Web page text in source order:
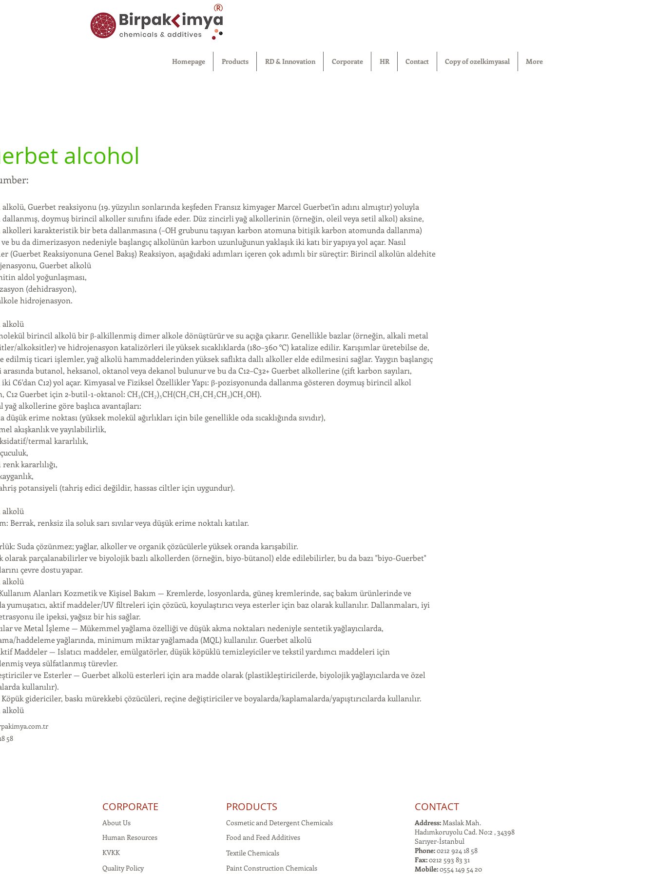
®
Homepage Products RD & Innovation Corporate HR Contact Copy of ozelkimyasal More
alcohol
Guerbet reaksiyonu (19. yüzyılın sonlarında keşfeden Fransız kimyager Marcel Guerbet'in adını almıştır) yoluyla
doymuş birincil alkoller sınıfını ifade eder. Düz zincirli yağ alkollerinin (örneğin, oleil veya setil alkol) aksine,
alkolleri karakteristik bir beta dallanmasına (–OH grubunu taşıyan karbon atomuna bitişik karbon atomunda dallanma)
bu da dimerizasyon nedeniyle başlangıç ​​alkolünün karbon uzunluğunun yaklaşık iki katı bir yapıya yol açar. Nasıl
(Guerbet Reaksiyonuna Genel Bakış) Reaksiyon, aşağıdaki adımları içeren çok adımlı bir süreçtir: Birincil alkolün aldehite
Guerbet alkolü
aldol yoğunlaşması,
(dehidrasyon),
hidrojenasyon.
alkolü
birincil alkolü bir β-alkillenmiş dimer alkole dönüştürür ve su açığa çıkarır. Genellikle bazlar (örneğin, alkali metal
alkoksitler) ve hidrojenasyon katalizörleri ile yüksek sıcaklıklarda (180–360 °C) katalize edilir. Karışımlar üretebilse de,
edilmiş ticari işlemler, yağ alkolü hammaddelerinden yüksek saflıkta dallı alkoller elde edilmesini sağlar. Yaygın başlangıç
butanol, heksanol, oktanol veya dekanol bulunur ve bu da C12–C32+ Guerbet alkollerine (çift karbon sayıları,
C6'dan C12) yol açar. Kimyasal ve Fiziksel Özellikler Yapı: β-pozisyonunda dallanma gösteren doymuş birincil alkol
C12 Guerbet için 2-butil-1-oktanol: CH₃(CH₂)₅CH(CH₂CH₂CH₂CH₃)CH₂OH).
yağ alkollerine göre başlıca avantajları:
düşük erime noktası (yüksek molekül ağırlıkları için bile genellikle oda sıcaklığında sıvıdır),
akışkanlık ve yayılabilirlik,
termal kararlılık,
kararlılığı,
potansiyeli (tahriş edici değildir, hassas ciltler için uygundur).
alkolü
Berrak, renksiz ila soluk sarı sıvılar veya düşük erime noktalı katılar.
Suda çözünmez; yağlar, alkoller ve organik çözücülerle yüksek oranda karışabilir.
olarak parçalanabilirler ve biyolojik bazlı alkollerden (örneğin, biyo-bütanol) elde edilebilirler, bu da bazı "biyo-Guerbet"
çevre dostu yapar.
alkolü
Alanları Kozmetik ve Kişisel Bakım — Kremlerde, losyonlarda, güneş kremlerinde, saç bakım ürünlerinde ve
yumuşatıcı, aktif maddeler/UV filtreleri için çözücü, koyulaştırıcı veya esterler için baz olarak kullanılır. Dallanmaları, iyi
ile ipeksi, yağsız bir his sağlar.
ve Metal İşleme — Mükemmel yağlama özelliği ve düşük akma noktaları nedeniyle sentetik yağlayıcılarda,
haddeleme yağlarında, minimum miktar yağlamada (MQL) kullanılır. Guerbet alkolü
Maddeler — Islatıcı maddeler, emülgatörler, düşük köpüklü temizleyiciler ve tekstil yardımcı maddeleri için
veya sülfatlanmış türevler.
ve Esterler — Guerbet alkolü esterleri için ara madde olarak (plastikleştiricilerde, biyolojik yağlayıcılarda ve özel
kullanılır).
gidericiler, baskı mürekkebi çözücüleri, reçine değiştiriciler ve boyalarda/kaplamalarda/yapıştırıcılarda kullanılır.
alkolü
58
CORPORATE
About Us
Human Resources
KVKK
Quality Policy
PRODUCTS
Cosmetic and Detergent Chemicals
Food and Feed Additives
Textile Chemicals
Paint Construction Chemicals
CONTACT
Address:Maslak Mah.
Hadımkoruyolu Cad. No:2 , 34398
Sarıyer-İstanbul
Phone:0212 924 18 58
Fax:0212 593 83 31
Mobile:0554 149 54 20